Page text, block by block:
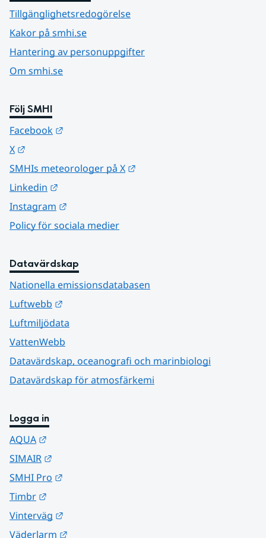
Tillgänglighetsredogörelse
Kakor på smhi.se
Hantering av personuppgifter
Om smhi.se
Följ SMHI
Facebook
X
SMHIs meteorologer på X
Linkedin
Instagram
Policy för sociala medier
Datavärdskap
Nationella emissionsdatabasen
Luftwebb
Luftmiljödata
VattenWebb
Datavärdskap, oceanografi och marinbiologi
Datavärdskap för atmosfärkemi
Logga in
AQUA
SIMAIR
SMHI Pro
Timbr
Vinterväg
Väderlarm